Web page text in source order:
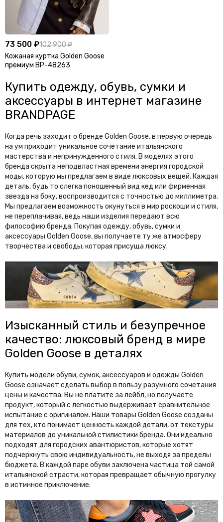
Calvin Klein
Cartier
Celine
Chaumet
Chloe
Chopard
Christian Dior
Christian Louboutin
Coach
D
David Beckham
David Koma
Diesel
Dita
Dolce & Gabbana
Dsquared2
E
Eleven
Emiliano Zapata
Ermanno Scervino
Essentials
F
Fabiano Filippi
Fear of God
Fendi
Franck Muller
Frank Bernhard
G
Gallery Dept
Gentle Monster
Gianvito Rossi
Gilda Pearl
Giuseppe Zanotti
Givenchy
Golden Goose
Goyard
Graff
Gucci
Guess
H
Harmont & Blaine
Heritage
73 500 ₽102 900 ₽
Кожаная куртка Golden Goose
премиум BP-48263
Купить одежду, обувь, сумки и
аксессуары в интернет магазине
BRANDPAGE
Когда речь заходит о бренде Golden Goose, в первую очередь
на ум приходит уникальное сочетание итальянского
мастерства и непринужденного стиля. В моделях этого
бренда скрыта неподвластная времени энергия городской
моды, которую мы предлагаем в виде люксовых вещей. Каждая
деталь, будь то слегка поношенный вид кед или фирменная
звезда на боку, воспроизводится с точностью до миллиметра.
Мы предлагаем возможность окунуться в мир роскоши и стиля,
не переплачивая, ведь наши изделия передают всю
философию бренда. Покупая одежду, обувь, сумки и
аксессуары Golden Goose, вы получаете ту же атмосферу
творчества и свободы, которая присуща люксу.
Изысканный стиль и безупречное
качество: люксовый бренд в мире
Golden Goose в деталях
Купить модели обуви, сумок, аксессуаров и одежды Golden
Goose означает сделать выбор в пользу разумного сочетания
цены и качества. Вы не платите за лейбл, но получаете
продукт, который с легкостью выдерживает сравнительное
испытание с оригиналом. Наши товары Golden Goose созданы
для тех, кто понимает ценность каждой детали, от текстуры
материалов до уникальной стилистики бренда. Они идеально
подходят для городских авантюристов, которые хотят
подчеркнуть свою индивидуальность, не выходя за пределы
бюджета. В каждой паре обуви заключена частица той самой
итальянской страсти, которая превращает обычную прогулку
в истинное приключение.